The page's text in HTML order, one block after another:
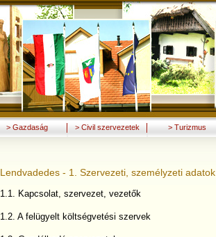
> Gazdaság > Civil szervezetek > Turizmus
Lendvadedes - 1. Szervezeti, személyzeti adatok
1.1. Kapcsolat, szervezet, vezetők
1.2. A felügyelt költségvetési szervek